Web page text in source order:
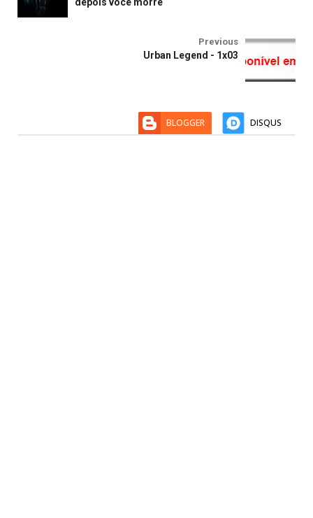
Previous
Urban Legend - 1x03
BLOGGER DISQUS